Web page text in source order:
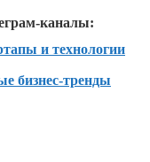
каналы:
и технологии
бизнес-тренды